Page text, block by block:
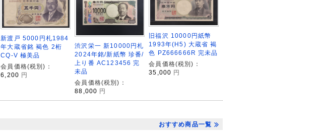
新渡戸 5000円札1984
年大蔵省銘 褐色 2桁
CQ-V 極美品
会員価格(税別)：
6,200 円
渋沢栄一 新10000円札
2024年銘/新紙幣 珍番/
上り番 AC123456 完
未品
会員価格(税別)：
88,000 円
旧福沢 10000円紙幣
1993年(H5) 大蔵省 褐
色 PZ666666R 完未品
会員価格(税別)：
35,000 円
おすすめ商品一覧